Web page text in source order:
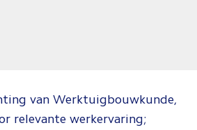
van Werktuigbouwkunde,
relevante werkervaring;